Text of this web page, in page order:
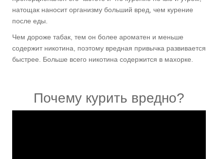
натощак наносит организму больший вред, чем курение
после еды.
Чем дороже табак, тем он более ароматен и меньше
содержит никотина, поэтому вредная привычка развивается
быстрее. Больше всего никотина содержится в махорке.
Почему курить вредно?